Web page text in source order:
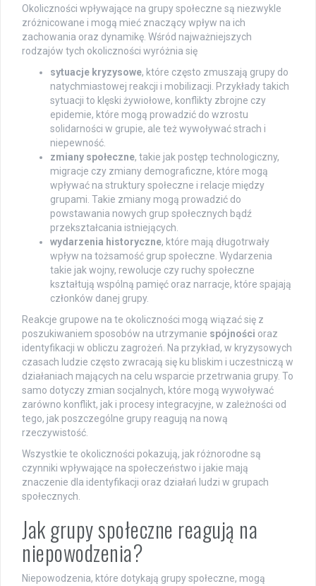
Okoliczności wpływające na grupy społeczne są niezwykle
zróżnicowane i mogą mieć znaczący wpływ na ich
zachowania oraz dynamikę. Wśród najważniejszych
rodzajów tych okoliczności wyróżnia się
sytuacje kryzysowe, które często zmuszają grupy do
natychmiastowej reakcji i mobilizacji. Przykłady takich
sytuacji to klęski żywiołowe, konflikty zbrojne czy
epidemie, które mogą prowadzić do wzrostu
solidarności w grupie, ale też wywoływać strach i
niepewność.
zmiany społeczne, takie jak postęp technologiczny,
migracje czy zmiany demograficzne, które mogą
wpływać na struktury społeczne i relacje między
grupami. Takie zmiany mogą prowadzić do
powstawania nowych grup społecznych bądź
przekształcania istniejących.
wydarzenia historyczne, które mają długotrwały
wpływ na tożsamość grup społeczne. Wydarzenia
takie jak wojny, rewolucje czy ruchy społeczne
kształtują wspólną pamięć oraz narracje, które spajają
członków danej grupy.
Reakcje grupowe na te okoliczności mogą wiązać się z
poszukiwaniem sposobów na utrzymanie spójności oraz
identyfikacji w obliczu zagrożeń. Na przykład, w kryzysowych
czasach ludzie często zwracają się ku bliskim i uczestniczą w
działaniach mających na celu wsparcie przetrwania grupy. To
samo dotyczy zmian socjalnych, które mogą wywoływać
zarówno konflikt, jak i procesy integracyjne, w zależności od
tego, jak poszczególne grupy reagują na nową
rzeczywistość.
Wszystkie te okoliczności pokazują, jak różnorodne są
czynniki wpływające na społeczeństwo i jakie mają
znaczenie dla identyfikacji oraz działań ludzi w grupach
społecznych.
Jak grupy społeczne reagują na
niepowodzenia?
Niepowodzenia, które dotykają grupy społeczne, mogą